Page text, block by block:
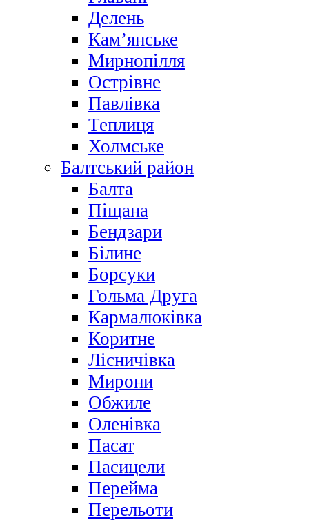
Делень
Кам’янське
Мирнопілля
Острівне
Павлівка
Теплиця
Холмське
Балтський район
Балта
Піщана
Бендзари
Білине
Борсуки
Гольма Друга
Кармалюківка
Коритне
Лісничівка
Мирони
Обжиле
Оленівка
Пасат
Пасицели
Перейма
Перельоти